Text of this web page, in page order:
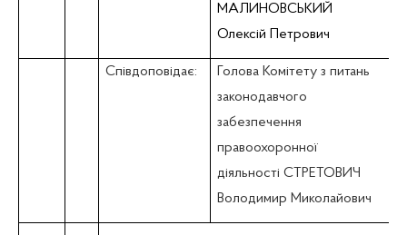
МАЛИНОВСЬКИЙ
Олексій Петрович
Співдоповідає:
Голова Комітету з питань
законодавчого
забезпечення
правоохоронної
діяльності СТРЕТОВИЧ
Володимир Миколайович